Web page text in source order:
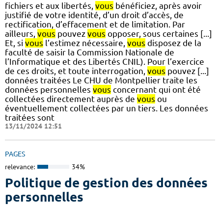
fichiers et aux libertés, vous bénéficiez, après avoir
justifié de votre identité, d’un droit d’accès, de
rectification, d’effacement et de limitation. Par
ailleurs, vous pouvez vous opposer, sous certaines [...]
Et, si vous l’estimez nécessaire, vous disposez de la
faculté de saisir la Commission Nationale de
l’Informatique et des Libertés CNIL). Pour l’exercice
de ces droits, et toute interrogation, vous pouvez [...]
données traitées Le CHU de Montpellier traite les
données personnelles vous concernant qui ont été
collectées directement auprès de vous ou
éventuellement collectées par un tiers. Les données
traitées sont
13/11/2024 12:51
PAGES
relevance: 34%
Politique de gestion des données
personnelles